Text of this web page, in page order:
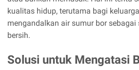
kualitas hidup, terutama bagi
mengandalkan air sumur bor
bersih.
Solusi untuk Mengatasi